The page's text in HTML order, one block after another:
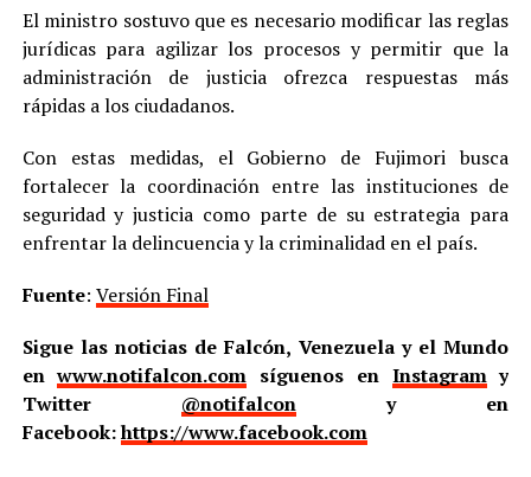
El ministro sostuvo que es necesario modificar las reglas
jurídicas para agilizar los procesos y permitir que la
administración de justicia ofrezca respuestas más
rápidas a los ciudadanos.
Con estas medidas, el Gobierno de Fujimori busca
fortalecer la coordinación entre las instituciones de
seguridad y justicia como parte de su estrategia para
enfrentar la delincuencia y la criminalidad en el país.
Fuente: Versión Final
Sigue las noticias de Falcón, Venezuela y el Mundo
enwww.notifalcon.com síguenos en Instagramy
Twitter @notifalcony en
Facebook:https://www.facebook.com